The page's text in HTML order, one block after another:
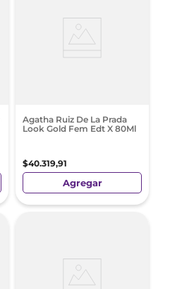
Agatha Ruiz De La Prada
Look Gold Fem Edt X 80Ml
$40.319,91
Agregar